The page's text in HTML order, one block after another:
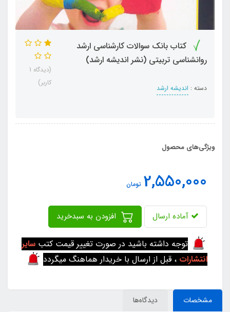
کتاب بانک سوالات کارشناسی ارشد
روانشناسی تربیتی (نشر اندیشه ارشد)
دسته : اندیشه ارشد
(دیدگاه 1
کاربر)
ویژگی‌های محصول
2,550,000 تومان
آماده ارسال
توجه داشته باشید در صورت تغییر قیمت کتب سایر
انتشارات ، قبل از ارسال با خریدار هماهنگ میگردد
مشخصات دیدگاه‌ها